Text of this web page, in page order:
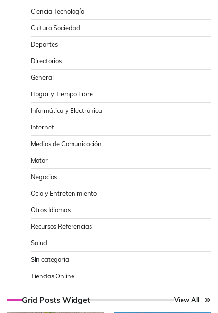
Ciencia Tecnología
Cultura Sociedad
Deportes
Directorios
General
Hogar y Tiempo Libre
Informática y Electrónica
Internet
Medios de Comunicación
Motor
Negocios
Ocio y Entretenimiento
Otros Idiomas
Recursos Referencias
Salud
Sin categoría
Tiendas Online
Grid Posts Widget View All